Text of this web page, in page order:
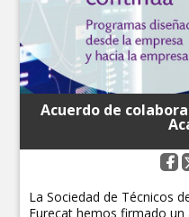
Acuerdo de
La Sociedad de Técnicos
Eurecat hemos firmado